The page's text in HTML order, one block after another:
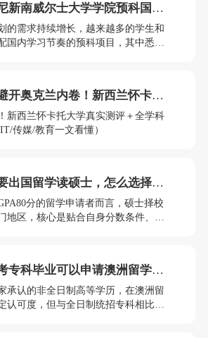
路径。
新南威尔士大学学院预科国内
10月杭州开班，火热招生中！
的需求持续增长，越来越多的学生和
国内学习节奏的预科项目，其中悉尼
全学科推荐清单（商科/IT/传
懂）
新西兰怀卡托大学真实测评＋全学科
传媒/教育一文看懂）
出国留学读硕士，怎么选择国
学生！
分的留学申请者而言，硕士择校
地区，核心是贴合自身分数条件、经
专科毕业可以申请澳洲留学吗
承认的非全日制高等学历，在澳洲留
认可度，但与全日制统招专科相比，